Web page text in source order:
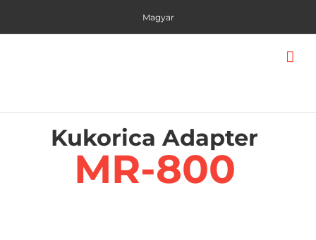
Magyar
Kukorica Adapter
MR-800